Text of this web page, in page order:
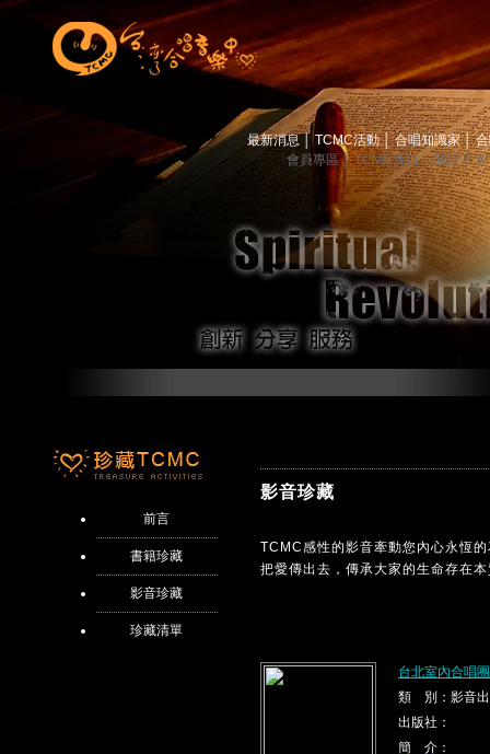
最新消息 TCMC活動│ 合唱知識家│
會員專區│ TCMC會訊│ 關於
前言
書籍珍藏
影音珍藏
珍藏清單
影音珍藏
TCMC感性的影音牽動您內心永恆
把愛傳出去，傳承大家的生命存在
台北室內合唱
類 別：影音
出版社：
簡 介：